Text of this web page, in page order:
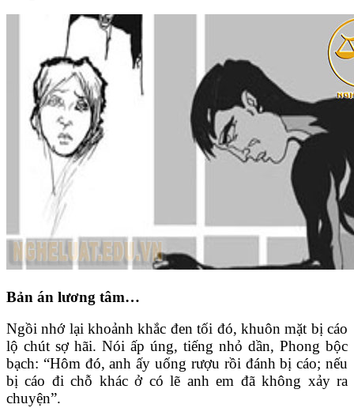
Bản án lương tâm…
Ngồi nhớ lại khoảnh khắc đen tối đó, khuôn mặt bị cáo
lộ chút sợ hãi. Nói ấp úng, tiếng nhỏ dần, Phong bộc
bạch: “Hôm đó, anh ấy uống rượu rồi đánh bị cáo; nếu
bị cáo đi chỗ khác ở có lẽ anh em đã không xảy ra
chuyện”.